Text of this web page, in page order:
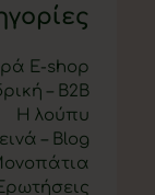
E-shop
– B2B
Η λούπυ
– Blog